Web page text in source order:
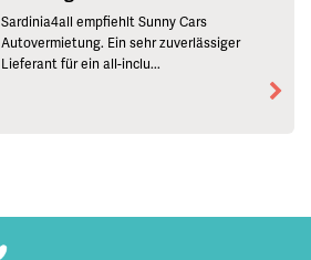
Sardinia4all empfiehlt Sunny Cars
Autovermietung. Ein sehr zuverlässiger
Lieferant für ein all-inclu...